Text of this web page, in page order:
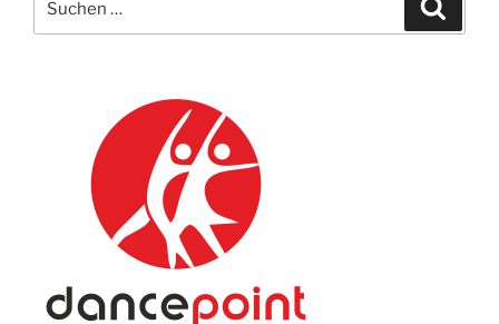
nach: